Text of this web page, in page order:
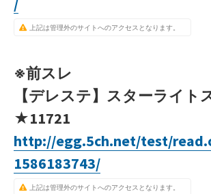
上記は管理外のサイトへのアクセスとなります。
※前スレ
【デレステ】スターライト
★11721
http://egg.5ch.net/test/
1586183743/
上記は管理外のサイトへのアクセスとなります。